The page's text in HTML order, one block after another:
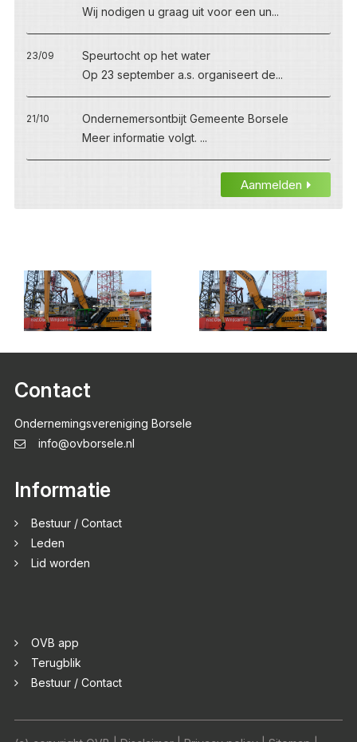
Wij nodigen u graag uit voor een un...
23/09
Speurtocht op het water
Op 23 september a.s. organiseert de...
21/10
Ondernemersontbijt Gemeente Borsele
Meer informatie volgt. ...
Aanmelden
Contact
Ondernemingsvereniging Borsele
info@ovborsele.nl
Informatie
Bestuur / Contact
Leden
Lid worden
OVB app
Terugblik
Bestuur / Contact